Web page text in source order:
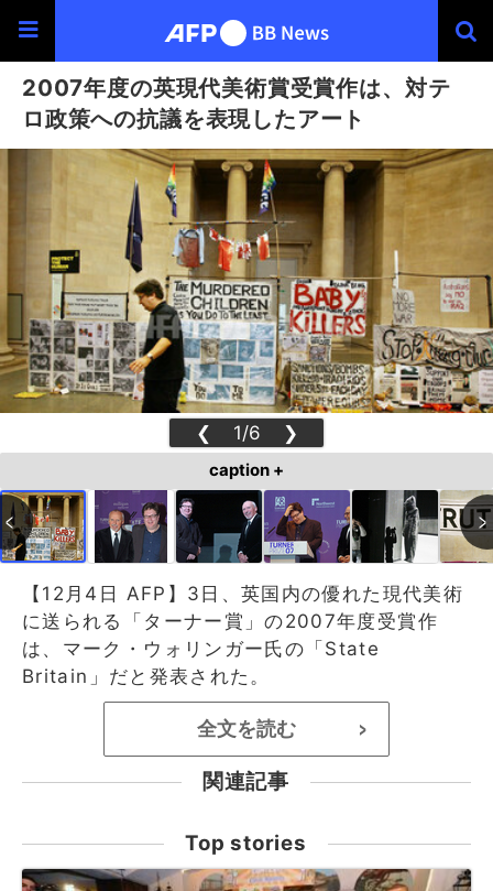
2007年度の英現代美術賞受賞作は、対テ
ロ政策への抗議を表現したアート
❮ 1/6 ❯
caption +
【12月4日 AFP】3日、英国内の優れた現代美術
に送られる「ターナー賞」の2007年度受賞作
は、マーク・ウォリンガー氏の「State
Britain」だと発表された。
全文を読む >
関連記事
Top stories